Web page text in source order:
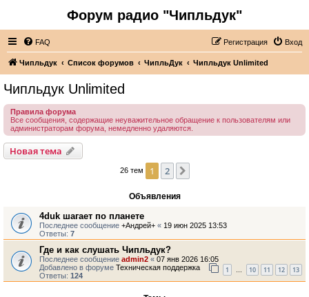
Форум радио "Чипльдук"
FAQ Вход
Регистрация
Чипльдук Список форумов ЧипльДук Чипльдук Unlimited
Чипльдук Unlimited
Правила форума
Все сообщения, содержащие неуважительное обращение к пользователям или
администраторам форума, немедленно удаляются.
Новая тема
26 тем 1 2
Объявления
4duk шагает по планете
Последнее сообщение +Андрей+ « 19 июн 2025 13:53
Ответы: 7
Где и как слушать Чипльдук?
Последнее сообщение admin2 « 07 янв 2026 16:05
Добавлено в форуме Техническая поддержка
Ответы: 124
1 … 10 11 12 13